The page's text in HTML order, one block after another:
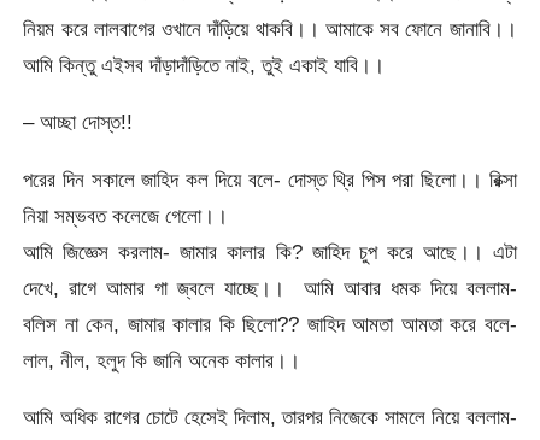
নিয়ম করে লালবাগের ওখানে দাঁড়িয়ে থাকবি।। আমাকে সব ফোনে জানাবি।।
আমি কিন্তু এইসব দাঁড়াদাঁড়িতে নাই, তুই একাই যাবি।।
– আচ্ছা দোস্ত!!
পরের দিন সকালে জাহিদ কল দিয়ে বলে- দোস্ত থ্রি পিস পরা ছিলো।। রিক্সা
নিয়া সম্ভবত কলেজে গেলো।।
আমি জিজ্ঞেস করলাম- জামার কালার কি? জাহিদ চুপ করে আছে।। এটা
দেখে, রাগে আমার গা জ্বলে যাচ্ছে।। আমি আবার ধমক দিয়ে বললাম-
বলিস না কেন, জামার কালার কি ছিলো?? জাহিদ আমতা আমতা করে বলে-
লাল, নীল, হলুদ কি জানি অনেক কালার।।
আমি অধিক রাগের চোটে হেসেই দিলাম, তারপর নিজেকে সামলে নিয়ে বললাম-